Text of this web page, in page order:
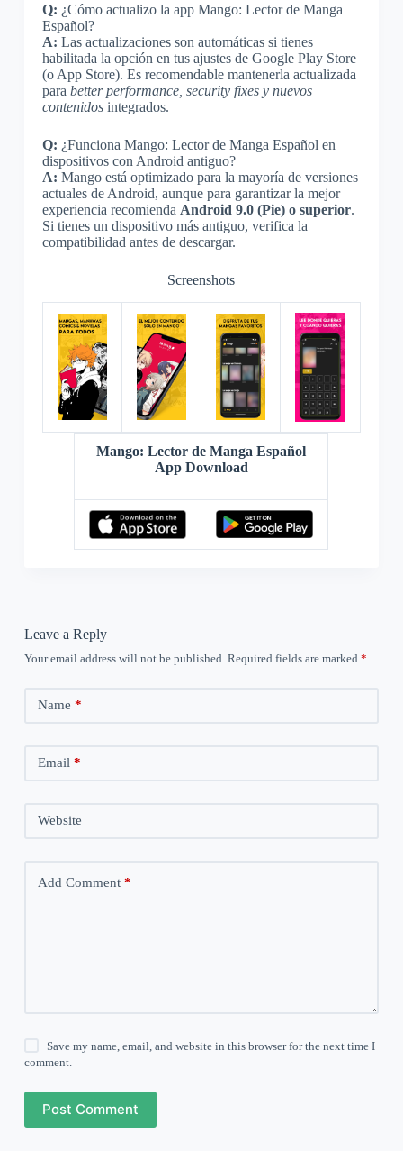
Q: ¿Cómo actualizo la app Mango: Lector de Manga
Español?
A: Las actualizaciones son automáticas si tienes
habilitada la opción en tus ajustes de Google Play Store
(o App Store). Es recomendable mantenerla actualizada
para better performance, security fixes y nuevos
contenidosintegrados.
Q: ¿Funciona Mango: Lector de Manga Español en
dispositivos con Android antiguo?
A: Mango está optimizado para la mayoría de versiones
actuales de Android, aunque para garantizar la mejor
experiencia recomienda Android 9.0 (Pie) o superior.
Si tienes un dispositivo más antiguo, verifica la
compatibilidad antes de descargar.
Screenshots
Mango: Lector de Manga Español
App Download
Leave a Reply
Your email address will not be published. Required fields are marked *
Name *
Email *
Website
Add Comment*
Save my name, email, and website in this browser for the next time I
comment.
Post Comment